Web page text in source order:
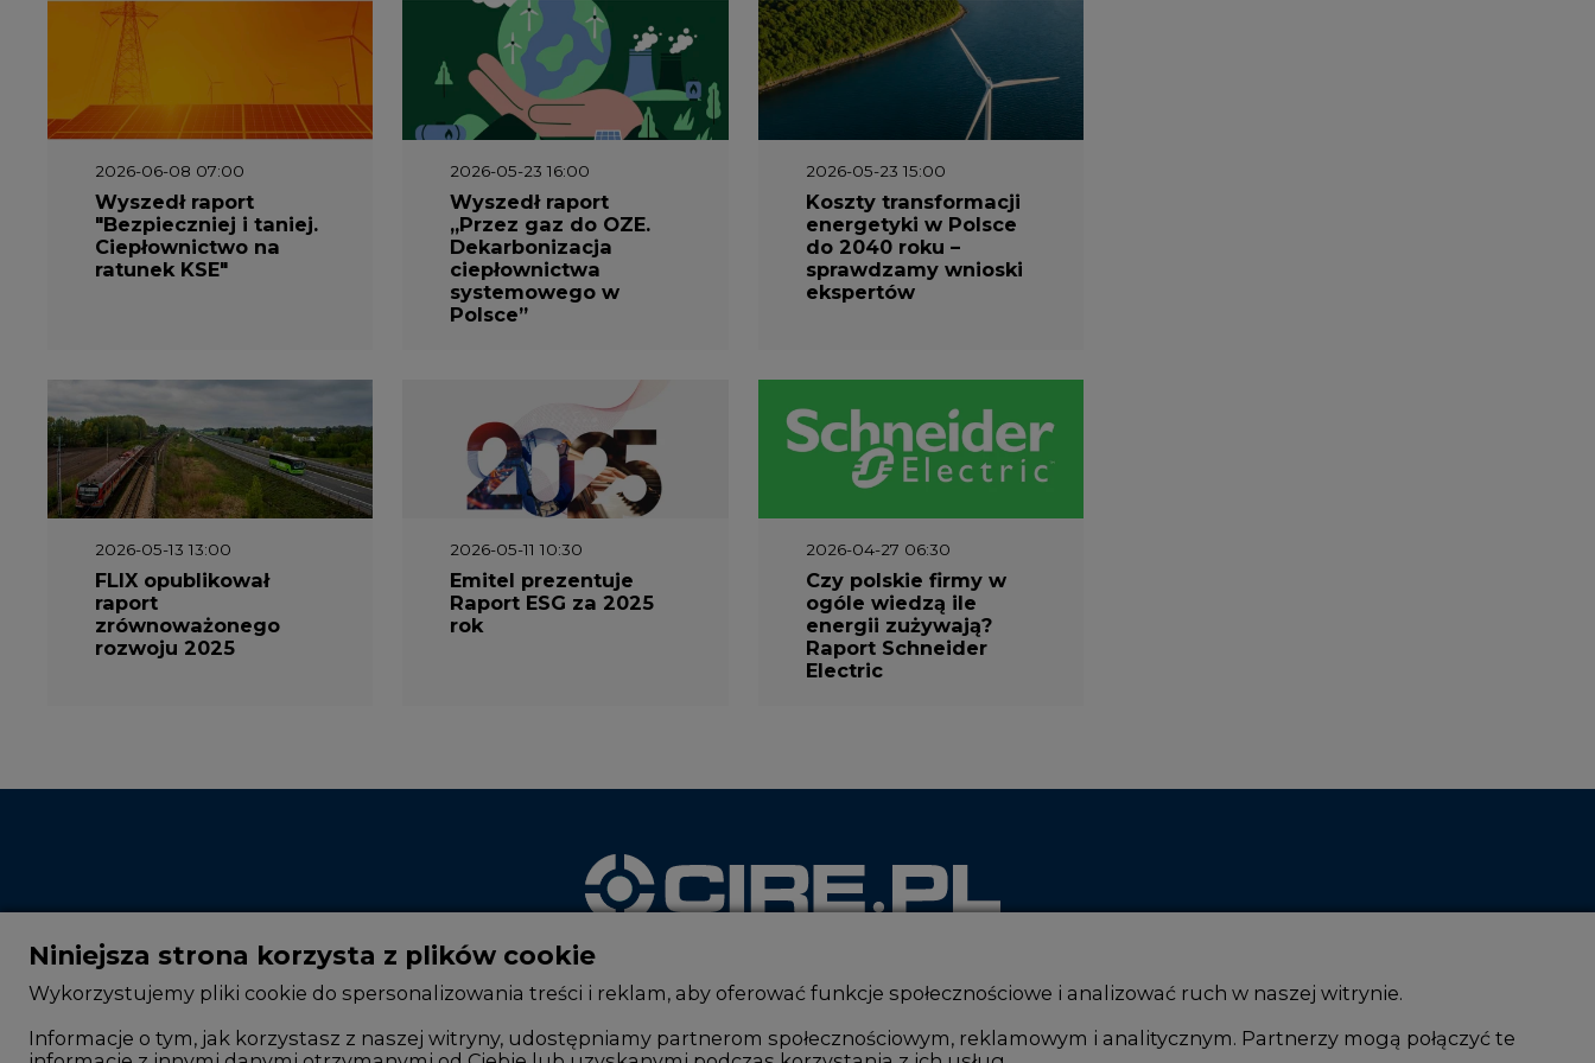
2026-06-08 07:00
Wyszedł raport
"Bezpieczniej i taniej.
Ciepłownictwo na
ratunek KSE"
2026-05-23 16:00
Wyszedł raport
„Przez gaz do OZE.
Dekarbonizacja
ciepłownictwa
systemowego w
Polsce”
2026-05-23 15:00
Koszty transformacji
energetyki w Polsce
do 2040 roku –
sprawdzamy wnioski
ekspertów
2026-05-13 13:00
FLIX opublikował
raport
zrównoważonego
rozwoju 2025
2026-05-11 10:30
Emitel prezentuje
Raport ESG za 2025
rok
2026-04-27 06:30
Czy polskie firmy w
ogóle wiedzą ile
energii zużywają?
Raport Schneider
Electric
Niniejsza strona korzysta z plików cookie
Wykorzystujemy pliki cookie do spersonalizowania treści i reklam, aby oferować funkcje społecznościowe i analizować ruch w naszej witrynie.
Informacje o tym, jak korzystasz z naszej witryny, udostępniamy partnerom społecznościowym, reklamowym i analitycznym. Partnerzy mogą połączyć te